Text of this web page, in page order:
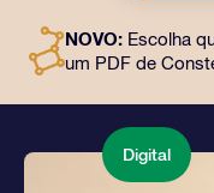
mágica de
NOVO: Escolha
um PDF de
Digital